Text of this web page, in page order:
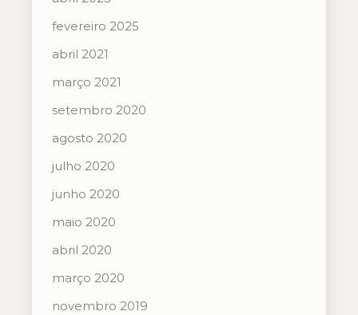
fevereiro 2025
abril 2021
março 2021
setembro 2020
agosto 2020
julho 2020
junho 2020
maio 2020
abril 2020
março 2020
novembro 2019